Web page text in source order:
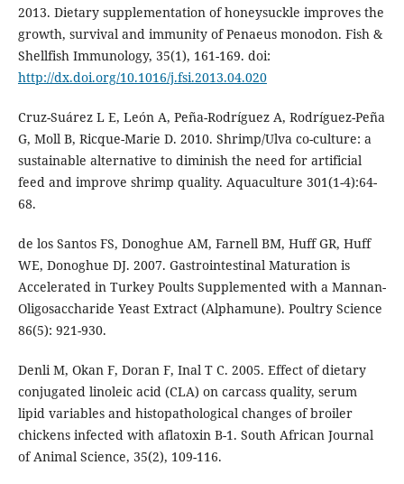
2013. Dietary supplementation of honeysuckle improves the
growth, survival and immunity of Penaeus monodon. Fish &
Shellfish Immunology, 35(1), 161-169. doi:
http://dx.doi.org/10.1016/j.fsi.2013.04.020
Cruz-Suárez L E, León A, Peña-Rodríguez A, Rodríguez-Peña
G, Moll B, Ricque-Marie D. 2010. Shrimp/Ulva co-culture: a
sustainable alternative to diminish the need for artificial
feed and improve shrimp quality. Aquaculture 301(1-4):64-
68.
de los Santos FS, Donoghue AM, Farnell BM, Huff GR, Huff
WE, Donoghue DJ. 2007. Gastrointestinal Maturation is
Accelerated in Turkey Poults Supplemented with a Mannan-
Oligosaccharide Yeast Extract (Alphamune). Poultry Science
86(5): 921-930.
Denli M, Okan F, Doran F, Inal T C. 2005. Effect of dietary
conjugated linoleic acid (CLA) on carcass quality, serum
lipid variables and histopathological changes of broiler
chickens infected with aflatoxin B-1. South African Journal
of Animal Science, 35(2), 109-116.